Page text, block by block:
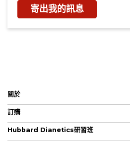
寄出我的訊息
關於
訂購
Hubbard Dianetics研習班